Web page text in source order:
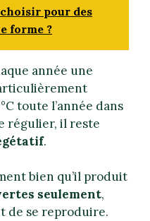
pour des
forme ?
année une
toute l’année dans
régulier, il reste
.
bien qu’il produit
seulement,
de se reproduire.